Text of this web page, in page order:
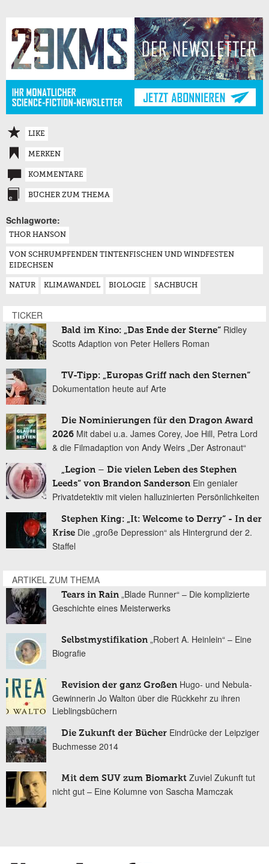
LIKE
MERKEN
KOMMENTARE
BÜCHER ZUM THEMA
Schlagworte:
THOR HANSON
VON SCHRUMPFENDEN TINTENFISCHEN UND WINDFESTEN
EIDECHSEN
NATUR KLIMAWANDEL BIOLOGIE SACHBUCH
TICKER
Bald im Kino: „Das Ende der Sterne“ Ridley
Scotts Adaption von Peter Hellers Roman
TV-Tipp: „Europas Griff nach den Sternen“
Dokumentation heute auf Arte
Die Nominierungen für den Dragon Award
2026 Mit dabei u.a. James Corey, Joe Hill, Petra Lord
& die Filmadaption von Andy Weirs „Der Astronaut“
„Legion – Die vielen Leben des Stephen
Leeds“ von Brandon Sanderson Ein genialer
Privatdetektiv mit vielen halluzinierten Persönlichkeiten
Stephen King: „It: Welcome to Derry“ - In der
Krise Die „große Depression“ als Hintergrund der 2.
Staffel
ARTIKEL ZUM THEMA
Tears in Rain „Blade Runner“ – Die komplizierte
Geschichte eines Meisterwerks
Selbstmystifikation „Robert A. Heinlein“ – Eine
Biografie
Revision der ganz Großen Hugo- und Nebula-
Gewinnerin Jo Walton über die Rückkehr zu ihren
Lieblingsbüchern
Die Zukunft der Bücher Eindrücke der Leipziger
Buchmesse 2014
Mit dem SUV zum Biomarkt Zuviel Zukunft tut
nicht gut – Eine Kolumne von Sascha Mamczak